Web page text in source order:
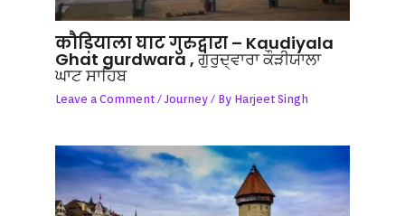
कौड़ियाला घाट गुरुद्वारा – Kaudiyala
Ghat gurdwara , ਗੁਰੁਦ੍ਵਾਰਾ ਕੌੜੀਯਾਲਾ
ਘਾਟ ਸਾਹਿਬ
Leave a Comment /Journey / By Harjeet Singh